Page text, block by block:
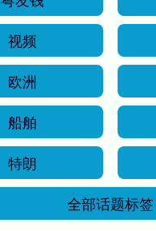
视频
欧洲
船舶
特朗
全部话题标签